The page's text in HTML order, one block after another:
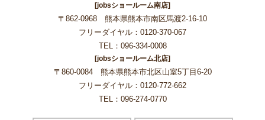
[jobsショールーム南店]
〒862-0968 熊本県熊本市南区馬渡2-16-10
フリーダイヤル：0120-370-067
TEL：096-334-0008
[jobsショールーム北店]
〒860-0084 熊本県熊本市北区山室5丁目6-20
フリーダイヤル：0120-772-662
TEL：096-274-0770